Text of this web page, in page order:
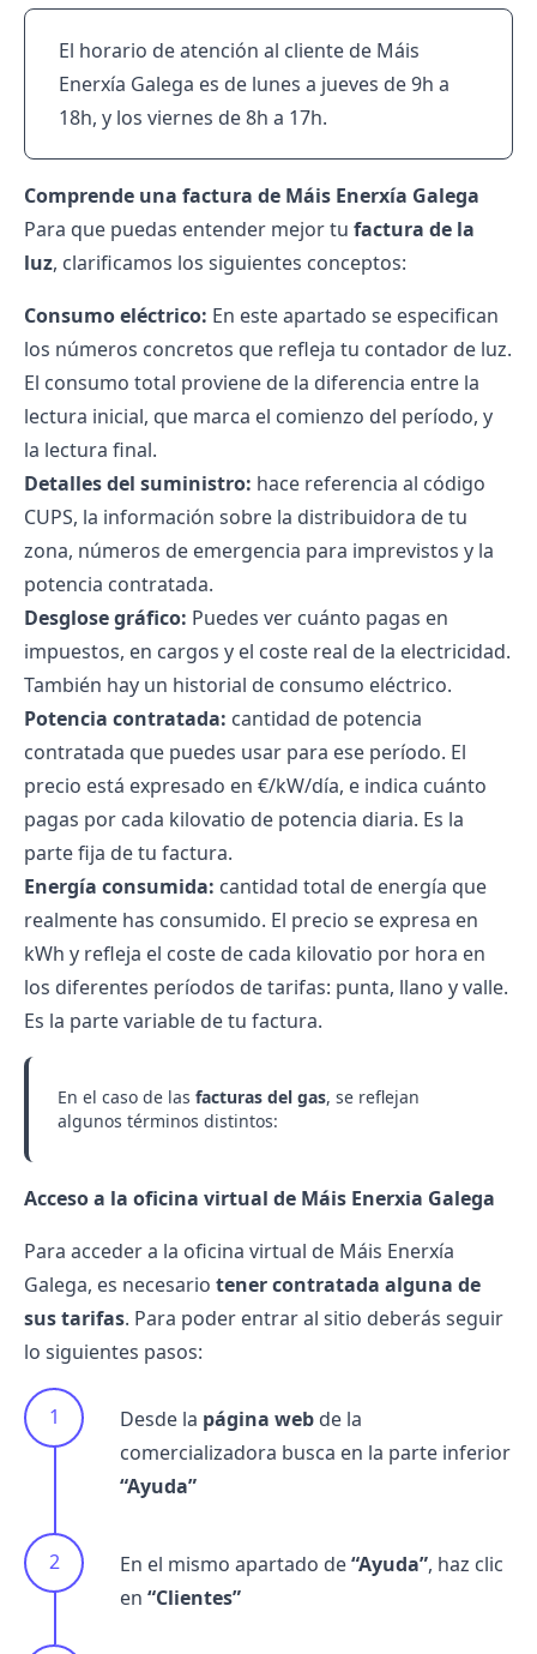
El horario de atención al cliente de Máis
Enerxía Galega es de lunes a jueves de 9h a
18h, y los viernes de 8h a 17h.
Comprende una factura de Máis Enerxía Galega
Para que puedas entender mejor tu factura de la
luz, clarificamos los siguientes conceptos:
Consumo eléctrico: En este apartado se especifican
los números concretos que refleja tu contador de luz.
El consumo total proviene de la diferencia entre la
lectura inicial, que marca el comienzo del período, y
la lectura final.
Detalles del suministro: hace referencia al código
CUPS, la información sobre la distribuidora de tu
zona, números de emergencia para imprevistos y la
potencia contratada.
Desglose gráfico: Puedes ver cuánto pagas en
impuestos, en cargos y el coste real de la electricidad.
También hay un historial de consumo eléctrico.
Potencia contratada: cantidad de potencia
contratada que puedes usar para ese período. El
precio está expresado en €/kW/día, e indica cuánto
pagas por cada kilovatio de potencia diaria. Es la
parte fija de tu factura.
Energía consumida: cantidad total de energía que
realmente has consumido. El precio se expresa en
kWh y refleja el coste de cada kilovatio por hora en
los diferentes períodos de tarifas: punta, llano y valle.
Es la parte variable de tu factura.
En el caso de las facturas del gas, se reflejan
algunos términos distintos:
Acceso a la oficina virtual de Máis Enerxia Galega
Para acceder a la oficina virtual de Máis Enerxía
Galega, es necesario tener contratada alguna de
sus tarifas. Para poder entrar al sitio deberás seguir
lo siguientes pasos:
Desde la página web de la
comercializadora busca en la parte inferior
“Ayuda”
En el mismo apartado de“Ayuda”, haz clic
en “Clientes”